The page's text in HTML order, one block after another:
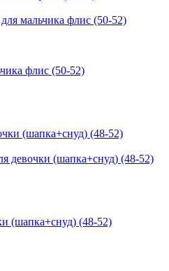
мальчика флис (50-52)
флис (50-52)
девочки (шапка+снуд) (48-52)
(шапка+снуд) (48-52)